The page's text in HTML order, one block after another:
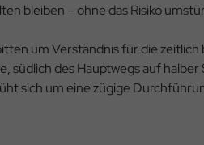
bleiben – ohne das Risiko
um Verständnis für die
südlich des Hauptwegs auf
sich um eine zügige